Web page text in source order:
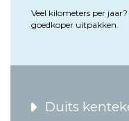
Veel kilometers per
goedkoper uitpakken.
Duits